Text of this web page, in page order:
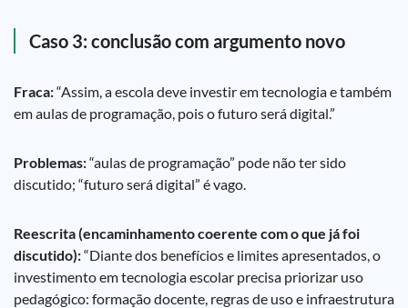
Caso 3: conclusão com argumento novo
Fraca:“Assim, a escola deve investir em tecnologia e também
em aulas de programação, pois o futuro será digital.”
Problemas:“aulas de programação” pode não ter sido
discutido; “futuro será digital” é vago.
Reescrita (encaminhamento coerente com o que já foi
discutido):“Diante dos benefícios e limites apresentados, o
investimento em tecnologia escolar precisa priorizar uso
pedagógico: formação docente, regras de uso e infraestrutura